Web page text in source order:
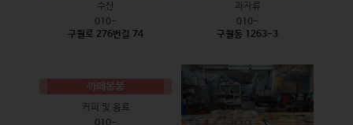
수산
010-
구월로 276번길 74
과자류
010-
구월동 1263-3
까페봄봄
커피 및 음료